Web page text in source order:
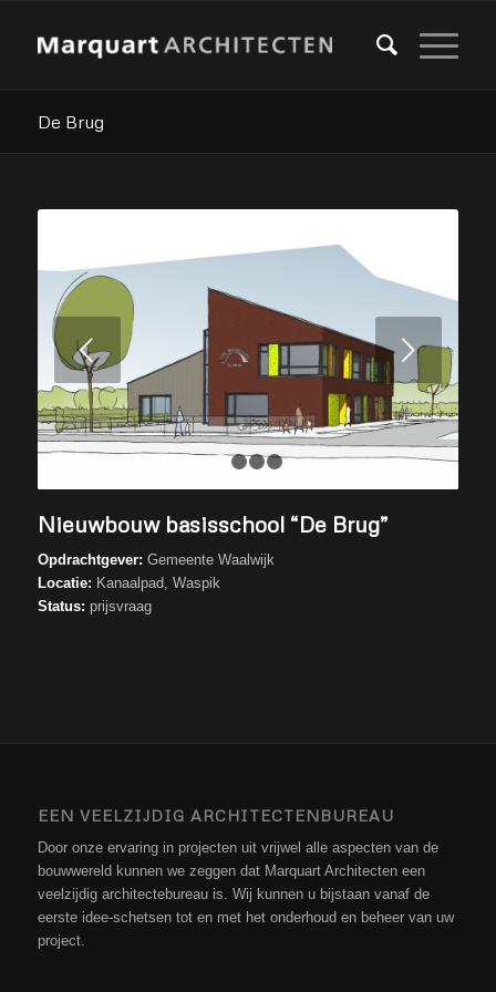
De Brug
Volgende
Nieuwbouw basisschool “De Brug”
Opdrachtgever: Gemeente Waalwijk
Locatie: Kanaalpad, Waspik
Status: prijsvraag
EEN VEELZIJDIG ARCHITECTENBUREAU
Door onze ervaring in projecten uit vrijwel alle aspecten van de
bouwwereld kunnen we zeggen dat Marquart Architecten een
veelzijdig architectebureau is. Wij kunnen u bijstaan vanaf de
eerste idee-schetsen tot en met het onderhoud en beheer van uw
project.